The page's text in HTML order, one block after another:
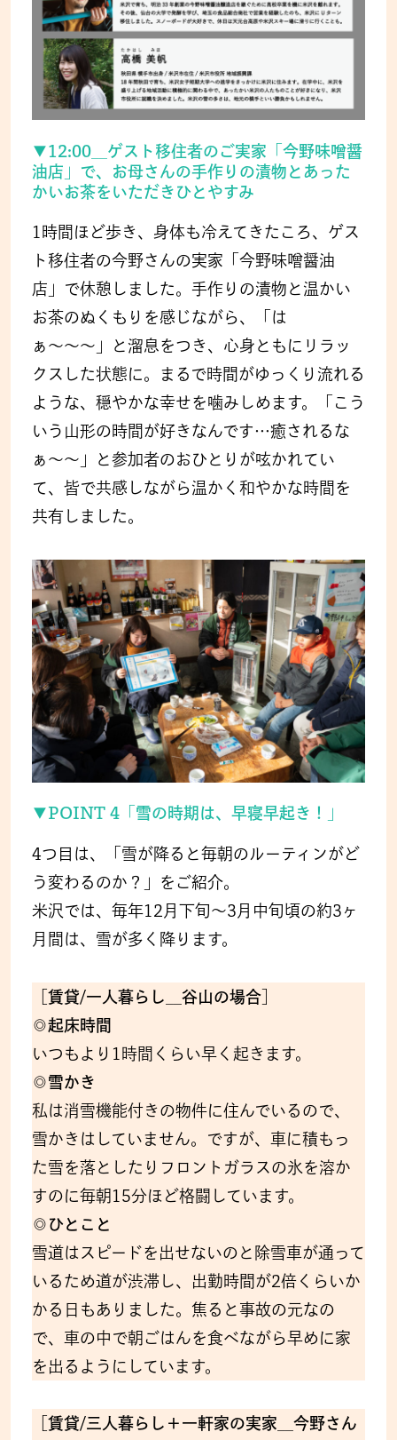
▼12:00__ゲスト移住者のご実家「今野味噌醤
油店」で、お母さんの手作りの漬物とあった
かいお茶をいただきひとやすみ
1時間ほど歩き、身体も冷えてきたころ、ゲス
ト移住者の今野さんの実家「今野味噌醤油
店」で休憩しました。手作りの漬物と温かい
お茶のぬくもりを感じながら、「は
ぁ〜〜〜」と溜息をつき、心身ともにリラッ
クスした状態に。まるで時間がゆっくり流れる
ような、穏やかな幸せを噛みしめます。「こう
いう山形の時間が好きなんです…癒されるな
ぁ〜〜」と参加者のおひとりが呟かれてい
て、皆で共感しながら温かく和やかな時間を
共有しました。
▼POINT 4「雪の時期は、早寝早起き！」
4つ目は、「雪が降ると毎朝のルーティンがど
う変わるのか？」をご紹介。
米沢では、毎年12月下旬〜3月中旬頃の約3ヶ
月間は、雪が多く降ります。
［賃貸/一人暮らし__谷山の場合］
◎起床時間
いつもより1時間くらい早く起きます。
◎雪かき
私は消雪機能付きの物件に住んでいるので、
雪かきはしていません。ですが、車に積もっ
た雪を落としたりフロントガラスの氷を溶か
すのに毎朝15分ほど格闘しています。
◎ひとこと
雪道はスピードを出せないのと除雪車が通って
いるため道が渋滞し、出勤時間が2倍くらいか
かる日もありました。焦ると事故の元なの
で、車の中で朝ごはんを食べながら早めに家
を出るようにしています。
［賃貸/三人暮らし＋一軒家の実家__今野さん